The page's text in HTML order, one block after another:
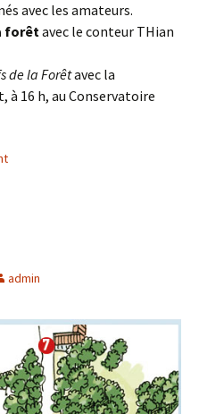
avec les amateurs.
forêtavec le conteur THian
de la Forêtavec la
16 h, au Conservatoire
admin